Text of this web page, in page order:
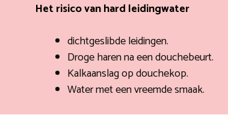
Het risico van hard leidingwater
dichtgeslibde leidingen.
Droge haren na een douchebeurt.
Kalkaanslag op douchekop.
Water met een vreemde smaak.